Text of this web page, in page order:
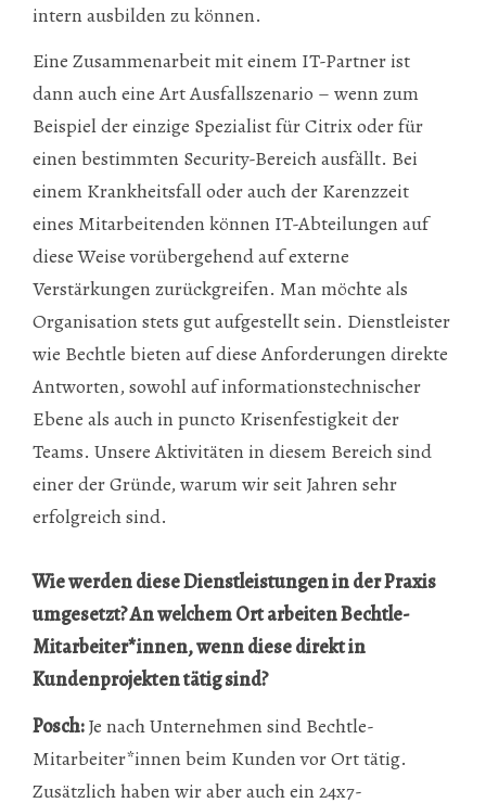
intern ausbilden zu können.
Eine Zusammenarbeit mit einem IT-Partner ist
dann auch eine Art Ausfallszenario – wenn zum
Beispiel der einzige Spezialist für Citrix oder für
einen bestimmten Security-Bereich ausfällt. Bei
einem Krankheitsfall oder auch der Karenzzeit
eines Mitarbeitenden können IT-Abteilungen auf
diese Weise vorübergehend auf externe
Verstärkungen zurückgreifen. Man möchte als
Organisation stets gut aufgestellt sein. Dienstleister
wie Bechtle bieten auf diese Anforderungen direkte
Antworten, sowohl auf informationstechnischer
Ebene als auch in puncto Krisenfestigkeit der
Teams. Unsere Aktivitäten in diesem Bereich sind
einer der Gründe, warum wir seit Jahren sehr
erfolgreich sind.
Wie werden diese Dienstleistungen in der Praxis
umgesetzt? An welchem Ort arbeiten Bechtle-
Mitarbeiter*innen, wenn diese direkt in
Kundenprojekten tätig sind?
Posch:Je nach Unternehmen sind Bechtle-
Mitarbeiter*innen beim Kunden vor Ort tätig.
Zusätzlich haben wir aber auch ein 24x7-